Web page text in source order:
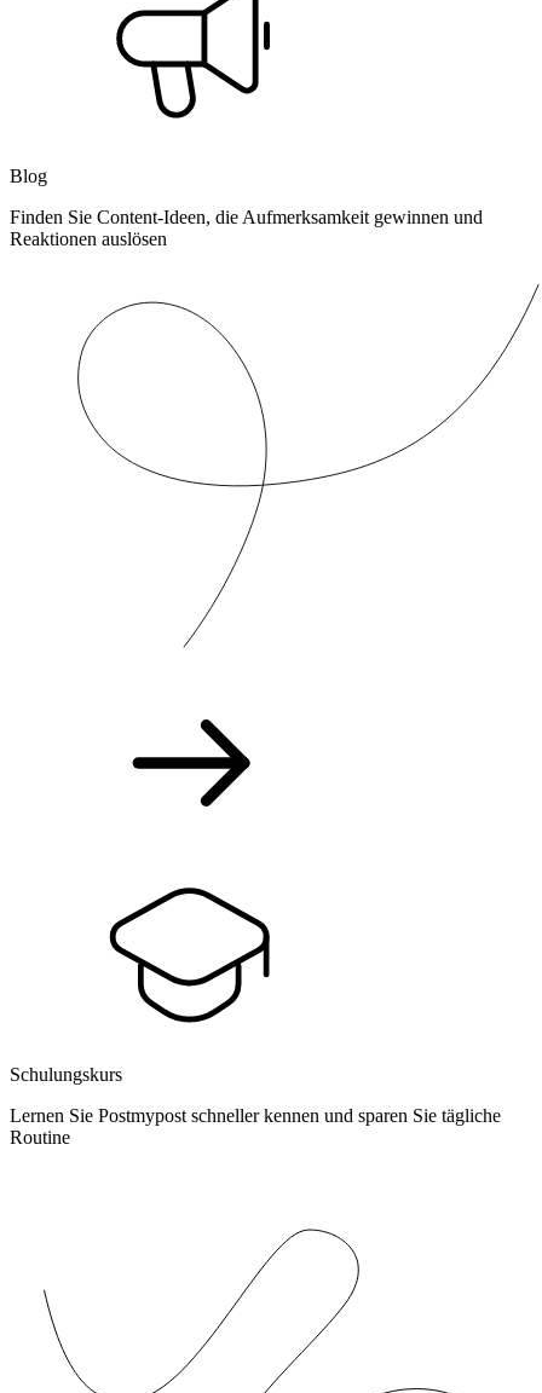
Blog
Finden Sie Content-Ideen, die Aufmerksamkeit gewinnen und
Reaktionen auslösen
Schulungskurs
Lernen Sie Postmypost schneller kennen und sparen Sie tägliche
Routine